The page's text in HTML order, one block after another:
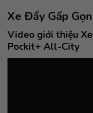
Xe Đẩy Gấp
Video giới thiệu
Pockit+ All-City